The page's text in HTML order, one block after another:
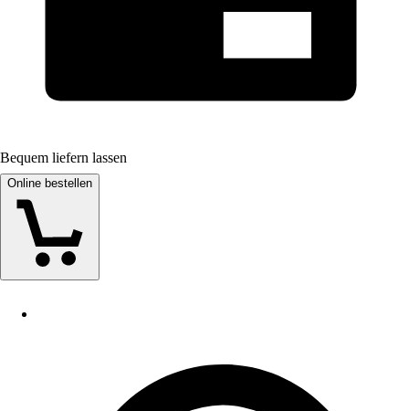
Bequem liefern lassen
Online bestellen